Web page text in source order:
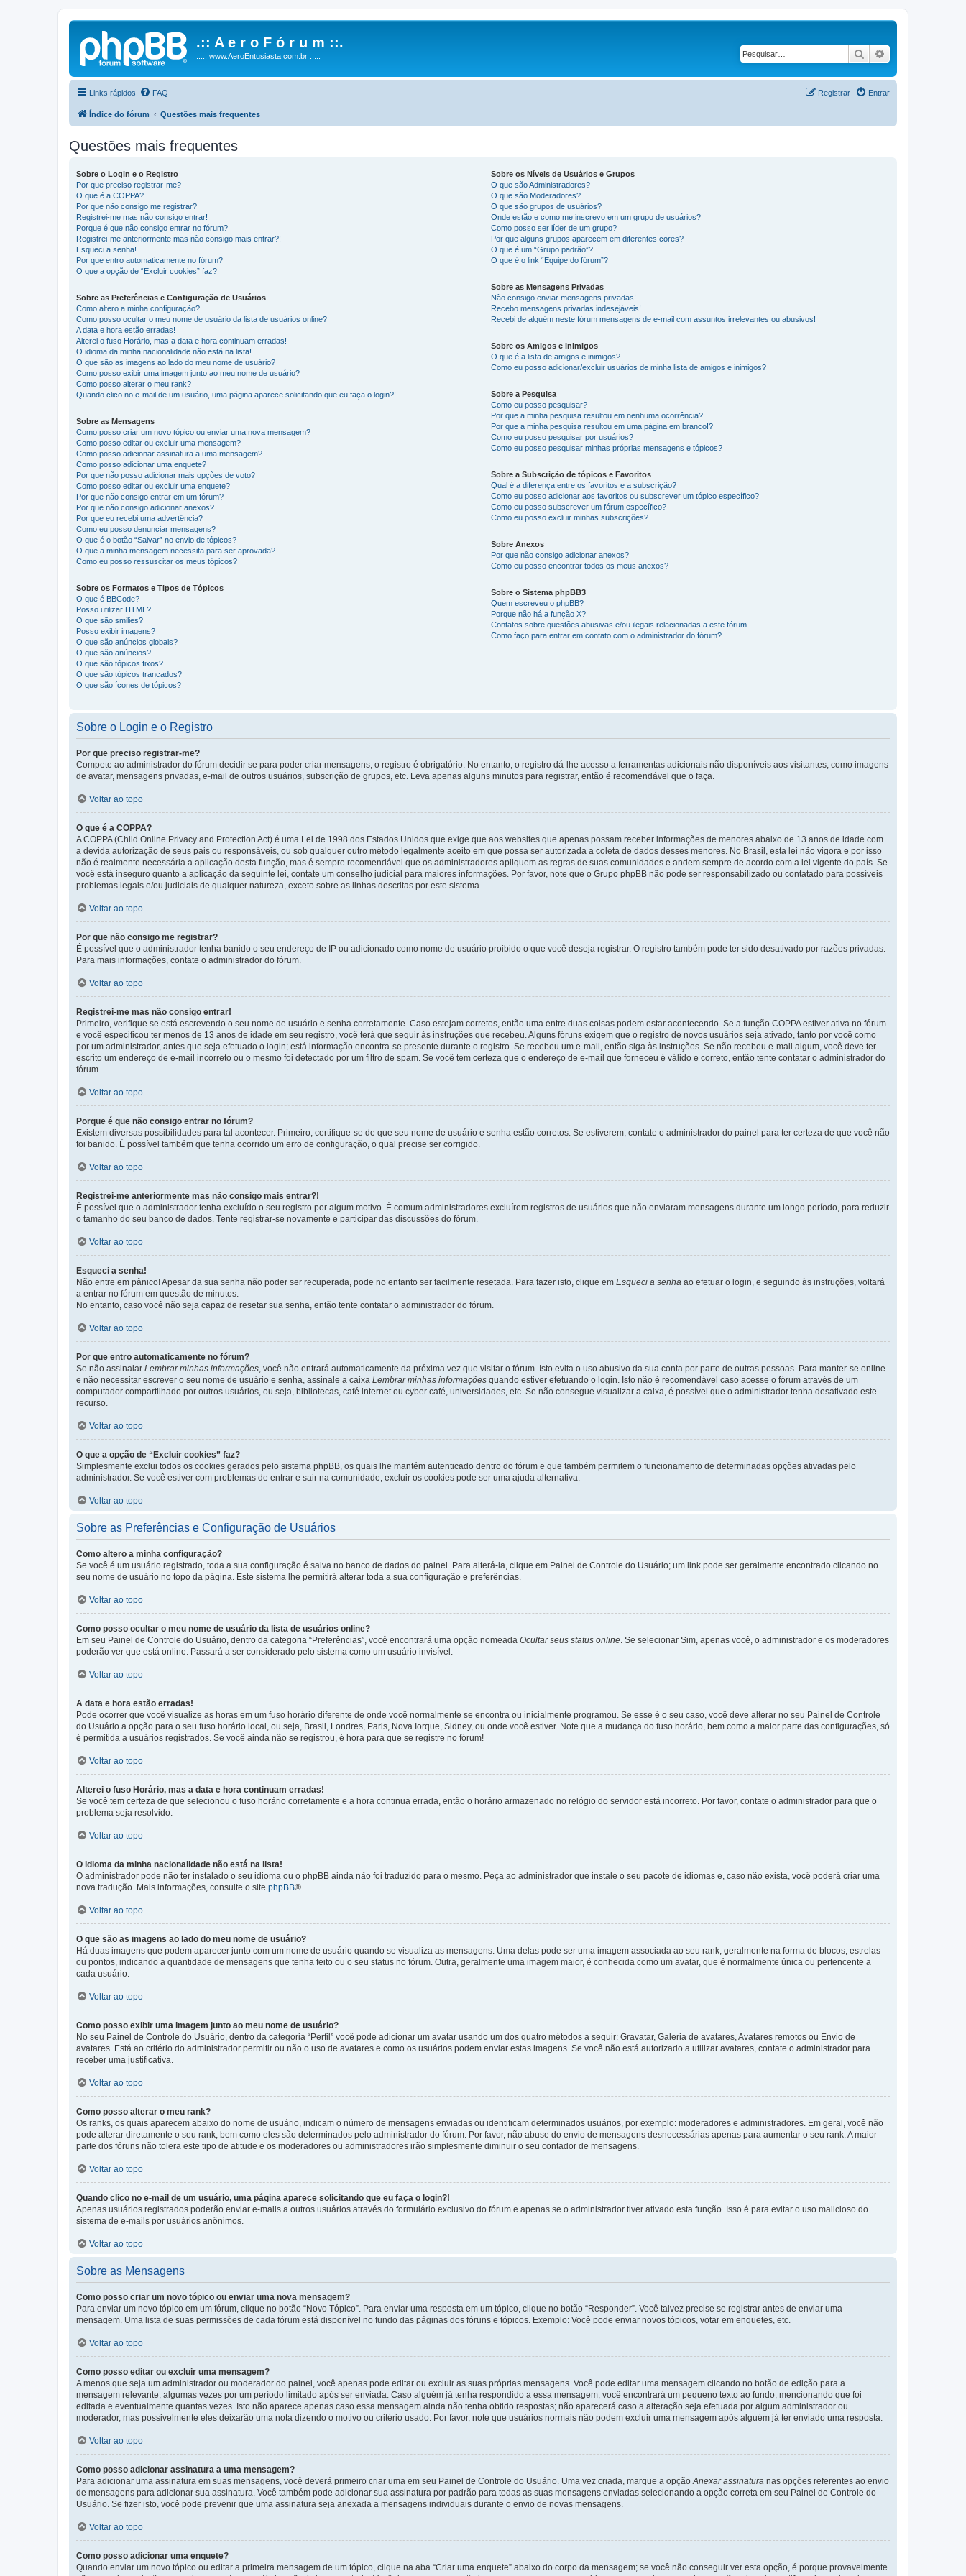
.:: A e r o F ó r u m ::.
...:: www.AeroEntusiasta.com.br ::... Pesquisar
Links rápidos FAQ Entrar
Registrar
Índice do fórum Questões mais frequentes
Questões mais frequentes
Sobre o Login e o Registro
Por que preciso registrar-me?
O que é a COPPA?
Por que não consigo me registrar?
Registrei-me mas não consigo entrar!
Porque é que não consigo entrar no fórum?
Registrei-me anteriormente mas não consigo mais entrar?!
Esqueci a senha!
Por que entro automaticamente no fórum?
O que a opção de “Excluir cookies” faz?
Sobre as Preferências e Configuração de Usuários
Como altero a minha configuração?
Como posso ocultar o meu nome de usuário da lista de usuários online?
A data e hora estão erradas!
Alterei o fuso Horário, mas a data e hora continuam erradas!
O idioma da minha nacionalidade não está na lista!
O que são as imagens ao lado do meu nome de usuário?
Como posso exibir uma imagem junto ao meu nome de usuário?
Como posso alterar o meu rank?
Quando clico no e-mail de um usuário, uma página aparece solicitando que eu faça o login?!
Sobre as Mensagens
Como posso criar um novo tópico ou enviar uma nova mensagem?
Como posso editar ou excluir uma mensagem?
Como posso adicionar assinatura a uma mensagem?
Como posso adicionar uma enquete?
Por que não posso adicionar mais opções de voto?
Como posso editar ou excluir uma enquete?
Por que não consigo entrar em um fórum?
Por que não consigo adicionar anexos?
Por que eu recebi uma advertência?
Como eu posso denunciar mensagens?
O que é o botão “Salvar” no envio de tópicos?
O que a minha mensagem necessita para ser aprovada?
Como eu posso ressuscitar os meus tópicos?
Sobre os Formatos e Tipos de Tópicos
O que é BBCode?
Posso utilizar HTML?
O que são smilies?
Posso exibir imagens?
O que são anúncios globais?
O que são anúncios?
O que são tópicos fixos?
O que são tópicos trancados?
O que são ícones de tópicos?
Sobre os Níveis de Usuários e Grupos
O que são Administradores?
O que são Moderadores?
O que são grupos de usuários?
Onde estão e como me inscrevo em um grupo de usuários?
Como posso ser líder de um grupo?
Por que alguns grupos aparecem em diferentes cores?
O que é um “Grupo padrão”?
O que é o link “Equipe do fórum”?
Sobre as Mensagens Privadas
Não consigo enviar mensagens privadas!
Recebo mensagens privadas indesejáveis!
Recebi de alguém neste fórum mensagens de e-mail com assuntos irrelevantes ou abusivos!
Sobre os Amigos e Inimigos
O que é a lista de amigos e inimigos?
Como eu posso adicionar/excluir usuários de minha lista de amigos e inimigos?
Sobre a Pesquisa
Como eu posso pesquisar?
Por que a minha pesquisa resultou em nenhuma ocorrência?
Por que a minha pesquisa resultou em uma página em branco!?
Como eu posso pesquisar por usuários?
Como eu posso pesquisar minhas próprias mensagens e tópicos?
Sobre a Subscrição de tópicos e Favoritos
Qual é a diferença entre os favoritos e a subscrição?
Como eu posso adicionar aos favoritos ou subscrever um tópico específico?
Como eu posso subscrever um fórum específico?
Como eu posso excluir minhas subscrições?
Sobre Anexos
Por que não consigo adicionar anexos?
Como eu posso encontrar todos os meus anexos?
Sobre o Sistema phpBB3
Quem escreveu o phpBB?
Porque não há a função X?
Contatos sobre questões abusivas e/ou ilegais relacionadas a este fórum
Como faço para entrar em contato com o administrador do fórum?
Sobre o Login e o Registro
Por que preciso registrar-me?
Compete ao administrador do fórum decidir se para poder criar mensagens, o registro é obrigatório. No entanto; o registro dá-lhe acesso a ferramentas adicionais não disponíveis aos visitantes, como imagens
de avatar, mensagens privadas, e-mail de outros usuários, subscrição de grupos, etc. Leva apenas alguns minutos para registrar, então é recomendável que o faça.
Voltar ao topo
O que é a COPPA?
A COPPA (Child Online Privacy and Protection Act) é uma Lei de 1998 dos Estados Unidos que exige que aos websites que apenas possam receber informações de menores abaixo de 13 anos de idade com
a devida autorização de seus pais ou responsáveis, ou sob qualquer outro método legalmente aceito em que possa ser autorizada a coleta de dados desses menores. No Brasil, esta lei não vigora e por isso
não é realmente necessária a aplicação desta função, mas é sempre recomendável que os administradores apliquem as regras de suas comunidades e andem sempre de acordo com a lei vigente do país. Se
você está inseguro quanto a aplicação da seguinte lei, contate um conselho judicial para maiores informações. Por favor, note que o Grupo phpBB não pode ser responsabilizado ou contatado para possíveis
problemas legais e/ou judiciais de qualquer natureza, exceto sobre as linhas descritas por este sistema.
Voltar ao topo
Por que não consigo me registrar?
É possível que o administrador tenha banido o seu endereço de IP ou adicionado como nome de usuário proibido o que você deseja registrar. O registro também pode ter sido desativado por razões privadas.
Para mais informações, contate o administrador do fórum.
Voltar ao topo
Registrei-me mas não consigo entrar!
Primeiro, verifique se está escrevendo o seu nome de usuário e senha corretamente. Caso estejam corretos, então uma entre duas coisas podem estar acontecendo. Se a função COPPA estiver ativa no fórum
e você especificou ter menos de 13 anos de idade em seu registro, você terá que seguir às instruções que recebeu. Alguns fóruns exigem que o registro de novos usuários seja ativado, tanto por você como
por um administrador, antes que seja efetuado o login; está informação encontra-se presente durante o registro. Se recebeu um e-mail, então siga às instruções. Se não recebeu e-mail algum, você deve ter
escrito um endereço de e-mail incorreto ou o mesmo foi detectado por um filtro de spam. Se você tem certeza que o endereço de e-mail que forneceu é válido e correto, então tente contatar o administrador do
fórum.
Voltar ao topo
Porque é que não consigo entrar no fórum?
Existem diversas possibilidades para tal acontecer. Primeiro, certifique-se de que seu nome de usuário e senha estão corretos. Se estiverem, contate o administrador do painel para ter certeza de que você não
foi banido. É possível também que tenha ocorrido um erro de configuração, o qual precise ser corrigido.
Voltar ao topo
Registrei-me anteriormente mas não consigo mais entrar?!
É possível que o administrador tenha excluído o seu registro por algum motivo. É comum administradores excluírem registros de usuários que não enviaram mensagens durante um longo período, para reduzir
o tamanho do seu banco de dados. Tente registrar-se novamente e participar das discussões do fórum.
Voltar ao topo
Esqueci a senha!
Não entre em pânico! Apesar da sua senha não poder ser recuperada, pode no entanto ser facilmente resetada. Para fazer isto, clique em Esqueci a senha ao efetuar o login, e seguindo às instruções, voltará
a entrar no fórum em questão de minutos.
No entanto, caso você não seja capaz de resetar sua senha, então tente contatar o administrador do fórum.
Voltar ao topo
Por que entro automaticamente no fórum?
Se não assinalar Lembrar minhas informações , você não entrará automaticamente da próxima vez que visitar o fórum. Isto evita o uso abusivo da sua conta por parte de outras pessoas. Para manter-se online
e não necessitar escrever o seu nome de usuário e senha, assinale a caixa Lembrar minhas informações quando estiver efetuando o login. Isto não é recomendável caso acesse o fórum através de um
computador compartilhado por outros usuários, ou seja, bibliotecas, café internet ou cyber café, universidades, etc. Se não consegue visualizar a caixa, é possível que o administrador tenha desativado este
recurso.
Voltar ao topo
O que a opção de “Excluir cookies” faz?
Simplesmente exclui todos os cookies gerados pelo sistema phpBB, os quais lhe mantém autenticado dentro do fórum e que também permitem o funcionamento de determinadas opções ativadas pelo
administrador. Se você estiver com problemas de entrar e sair na comunidade, excluir os cookies pode ser uma ajuda alternativa.
Voltar ao topo
Sobre as Preferências e Configuração de Usuários
Como altero a minha configuração?
Se você é um usuário registrado, toda a sua configuração é salva no banco de dados do painel. Para alterá-la, clique em Painel de Controle do Usuário; um link pode ser geralmente encontrado clicando no
seu nome de usuário no topo da página. Este sistema lhe permitirá alterar toda a sua configuração e preferências.
Voltar ao topo
Como posso ocultar o meu nome de usuário da lista de usuários online?
Em seu Painel de Controle do Usuário, dentro da categoria “Preferências”, você encontrará uma opção nomeada Ocultar seus status online . Se selecionar Sim, apenas você, o administrador e os moderadores
poderão ver que está online. Passará a ser considerado pelo sistema como um usuário invisível.
Voltar ao topo
A data e hora estão erradas!
Pode ocorrer que você visualize as horas em um fuso horário diferente de onde você normalmente se encontra ou inicialmente programou. Se esse é o seu caso, você deve alterar no seu Painel de Controle
do Usuário a opção para o seu fuso horário local, ou seja, Brasil, Londres, Paris, Nova Iorque, Sidney, ou onde você estiver. Note que a mudança do fuso horário, bem como a maior parte das configurações, só
é permitida a usuários registrados. Se você ainda não se registrou, é hora para que se registre no fórum!
Voltar ao topo
Alterei o fuso Horário, mas a data e hora continuam erradas!
Se você tem certeza de que selecionou o fuso horário corretamente e a hora continua errada, então o horário armazenado no relógio do servidor está incorreto. Por favor, contate o administrador para que o
problema seja resolvido.
Voltar ao topo
O idioma da minha nacionalidade não está na lista!
O administrador pode não ter instalado o seu idioma ou o phpBB ainda não foi traduzido para o mesmo. Peça ao administrador que instale o seu pacote de idiomas e, caso não exista, você poderá criar uma
nova tradução. Mais informações, consulte o site phpBB®.
Voltar ao topo
O que são as imagens ao lado do meu nome de usuário?
Há duas imagens que podem aparecer junto com um nome de usuário quando se visualiza as mensagens. Uma delas pode ser uma imagem associada ao seu rank, geralmente na forma de blocos, estrelas
ou pontos, indicando a quantidade de mensagens que tenha feito ou o seu status no fórum. Outra, geralmente uma imagem maior, é conhecida como um avatar, que é normalmente única ou pertencente a
cada usuário.
Voltar ao topo
Como posso exibir uma imagem junto ao meu nome de usuário?
No seu Painel de Controle do Usuário, dentro da categoria “Perfil” você pode adicionar um avatar usando um dos quatro métodos a seguir: Gravatar, Galeria de avatares, Avatares remotos ou Envio de
avatares. Está ao critério do administrador permitir ou não o uso de avatares e como os usuários podem enviar estas imagens. Se você não está autorizado a utilizar avatares, contate o administrador para
receber uma justificativa.
Voltar ao topo
Como posso alterar o meu rank?
Os ranks, os quais aparecem abaixo do nome de usuário, indicam o número de mensagens enviadas ou identificam determinados usuários, por exemplo: moderadores e administradores. Em geral, você não
pode alterar diretamente o seu rank, bem como eles são determinados pelo administrador do fórum. Por favor, não abuse do envio de mensagens desnecessárias apenas para aumentar o seu rank. A maior
parte dos fóruns não tolera este tipo de atitude e os moderadores ou administradores irão simplesmente diminuir o seu contador de mensagens.
Voltar ao topo
Quando clico no e-mail de um usuário, uma página aparece solicitando que eu faça o login?!
Apenas usuários registrados poderão enviar e-mails a outros usuários através do formulário exclusivo do fórum e apenas se o administrador tiver ativado esta função. Isso é para evitar o uso malicioso do
sistema de e-mails por usuários anônimos.
Voltar ao topo
Sobre as Mensagens
Como posso criar um novo tópico ou enviar uma nova mensagem?
Para enviar um novo tópico em um fórum, clique no botão “Novo Tópico”. Para enviar uma resposta em um tópico, clique no botão “Responder”. Você talvez precise se registrar antes de enviar uma
mensagem. Uma lista de suas permissões de cada fórum está disponível no fundo das páginas dos fóruns e tópicos. Exemplo: Você pode enviar novos tópicos, votar em enquetes, etc.
Voltar ao topo
Como posso editar ou excluir uma mensagem?
A menos que seja um administrador ou moderador do painel, você apenas pode editar ou excluir as suas próprias mensagens. Você pode editar uma mensagem clicando no botão de edição para a
mensagem relevante, algumas vezes por um período limitado após ser enviada. Caso alguém já tenha respondido a essa mensagem, você encontrará um pequeno texto ao fundo, mencionando que foi
editada e eventualmente quantas vezes. Isto não aparece apenas caso essa mensagem ainda não tenha obtido respostas; não aparecerá caso a alteração seja efetuada por algum administrador ou
moderador, mas possivelmente eles deixarão uma nota dizendo o motivo ou critério usado. Por favor, note que usuários normais não podem excluir uma mensagem após alguém já ter enviado uma resposta.
Voltar ao topo
Como posso adicionar assinatura a uma mensagem?
Para adicionar uma assinatura em suas mensagens, você deverá primeiro criar uma em seu Painel de Controle do Usuário. Uma vez criada, marque a opção Anexar assinatura nas opções referentes ao envio
de mensagens para adicionar sua assinatura. Você também pode adicionar sua assinatura por padrão para todas as suas mensagens enviadas selecionando a opção correta em seu Painel de Controle do
Usuário. Se fizer isto, você pode prevenir que uma assinatura seja anexada a mensagens individuais durante o envio de novas mensagens.
Voltar ao topo
Como posso adicionar uma enquete?
Quando enviar um novo tópico ou editar a primeira mensagem de um tópico, clique na aba “Criar uma enquete” abaixo do corpo da mensagem; se você não conseguir ver esta opção, é porque provavelmente